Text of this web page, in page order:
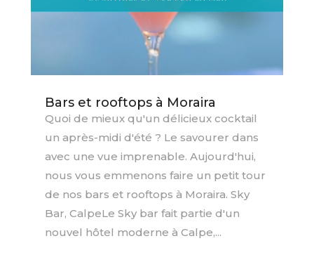
Bars et rooftops à Moraira
Quoi de mieux qu'un délicieux cocktail
un après-midi d'été ? Le savourer dans
avec une vue imprenable. Aujourd'hui,
nous vous emmenons faire un petit tour
de nos bars et rooftops à Moraira. Sky
Bar, CalpeLe Sky bar fait partie d'un
nouvel hôtel moderne à Calpe,...